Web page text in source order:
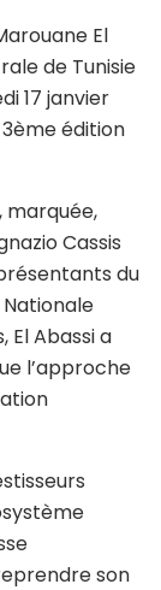
El
de Tunisie
17 janvier
édition
marquée,
Cassis
du
Nationale
El Abassi a
l’approche
son